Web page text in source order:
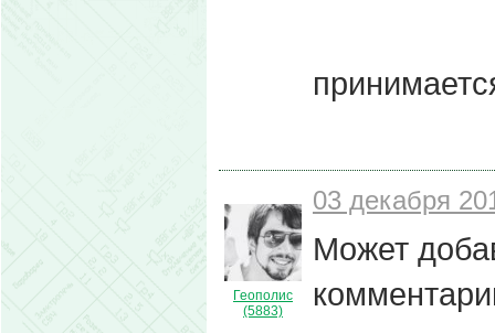
Геополис
(5883)
03 декабря
Может